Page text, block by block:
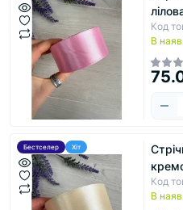
Код
В
Бестселер Хіт
Код
В